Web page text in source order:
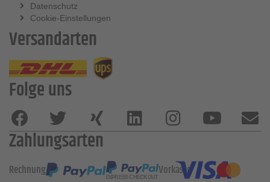
Datenschutz
Cookie-Einstellungen
Versandarten
Folge uns
Zahlungsarten
Rechnung Vorkasse